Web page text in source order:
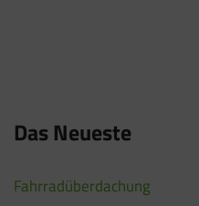
Das Neueste
Fahrradüberdachung